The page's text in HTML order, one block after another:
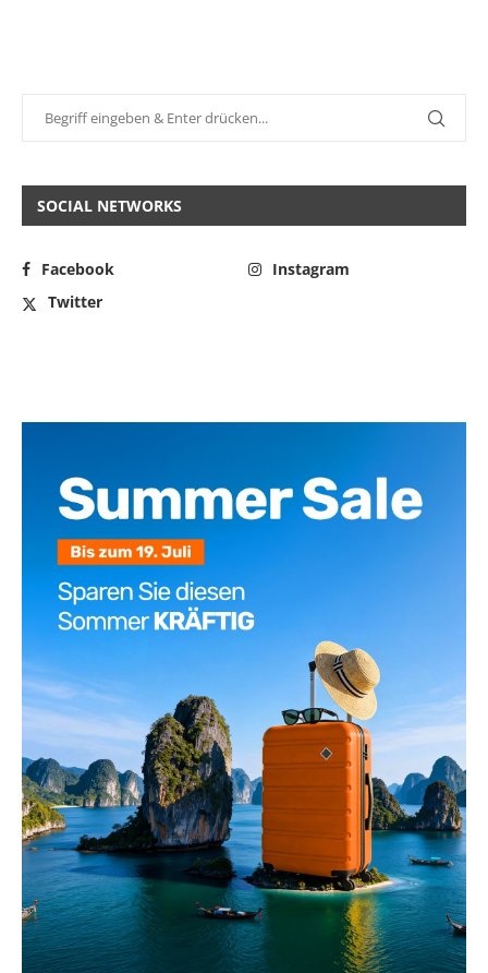
SOCIAL NETWORKS
Facebook
Instagram
Twitter